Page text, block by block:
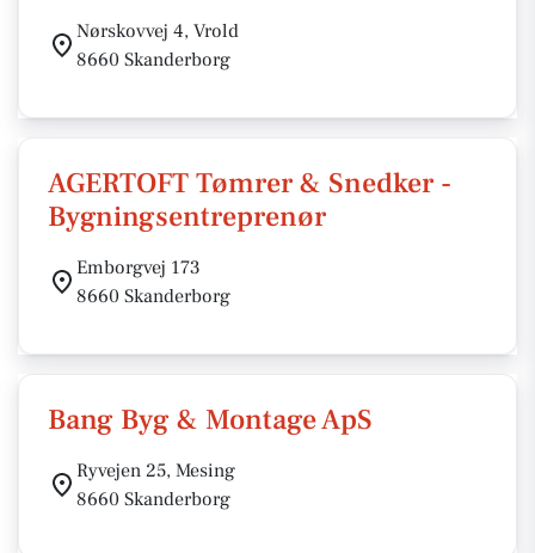
Nørskovvej 4, Vrold
8660 Skanderborg
AGERTOFT Tømrer & Snedker -
Bygningsentreprenør
Emborgvej 173
8660 Skanderborg
Bang Byg & Montage ApS
Ryvejen 25, Mesing
8660 Skanderborg